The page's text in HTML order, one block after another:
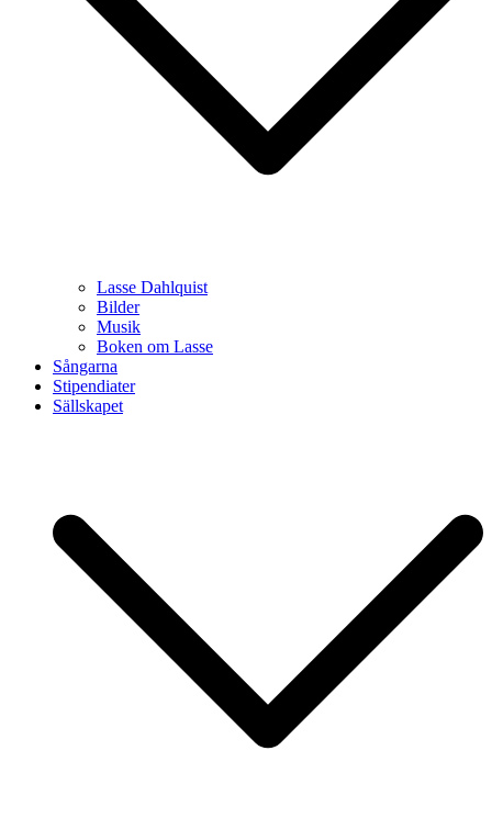
Lasse Dahlquist
Bilder
Musik
Boken om Lasse
Sångarna
Stipendiater
Sällskapet